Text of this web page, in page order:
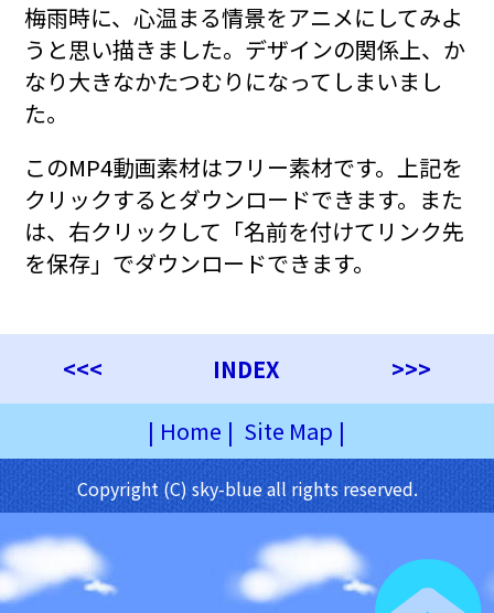
梅雨時に、心温まる情景をアニメにしてみよ
うと思い描きました。デザインの関係上、か
なり大きなかたつむりになってしまいまし
た。
このMP4動画素材はフリー素材です。上記を
クリックするとダウンロードできます。また
は、右クリックして「名前を付けてリンク先
を保存」でダウンロードできます。
<<< INDEX
>>>
| Home | Site Map |
Copyright (C) sky-blue all rights reserved.